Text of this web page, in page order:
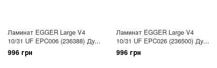
Ламинат EGGER Large V4
10/31 UF EPC006 (236388) Дуб
Уолтем серый
996 грн
Ламинат EGGER Large V4
10/31 UF EPC026 (236500) Дуб
Кантон натур
996 грн